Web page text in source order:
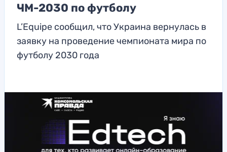
ЧМ-2030 по футболу
L’Equipe сообщил, что Украина вернулась в
заявку на проведение чемпионата мира по
футболу 2030 года